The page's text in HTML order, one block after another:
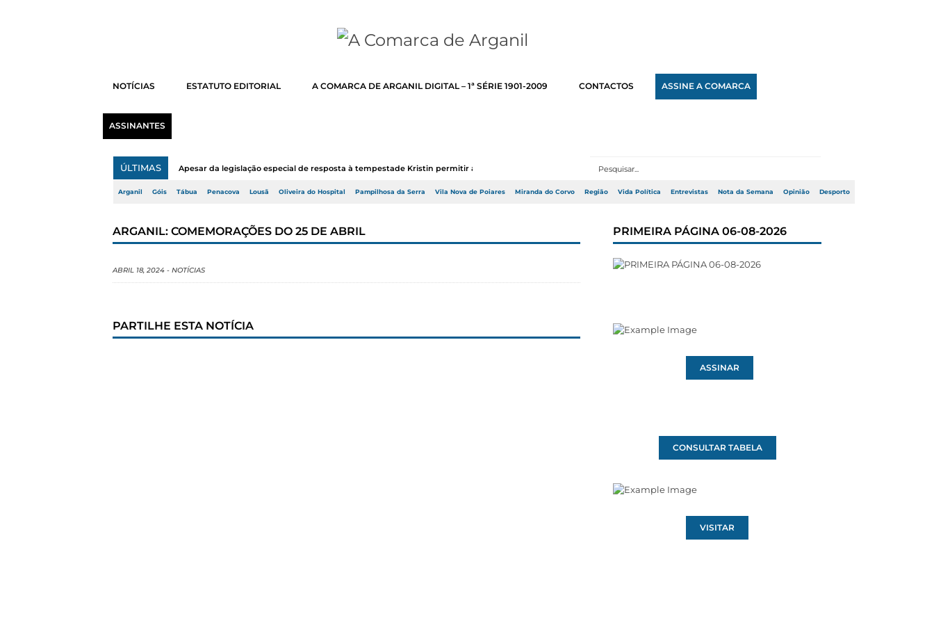
NOTÍCIAS ESTATUTO EDITORIAL A COMARCA DE ARGANIL DIGITAL – 1ª SÉRIE 1901-2009 CONTACTOS ASSINE A COMARCA
ASSINANTES
ÚLTIMAS Apesar da legislação especial de resposta à tempestade Kristin permitir a adj...
Arganil Góis Tábua Penacova Lousã Oliveira do Hospital Pampilhosa da Serra Vila Nova de Poiares Miranda do Corvo Região Vida Política Entrevistas Nota da Semana Opinião Desporto
ARGANIL: COMEMORAÇÕES DO 25 DE ABRIL
ABRIL 18, 2024 - NOTÍCIAS
PARTILHE ESTA NOTÍCIA
PRIMEIRA PÁGINA 06-08-2026
ASSINAR
CONSULTAR TABELA
VISITAR